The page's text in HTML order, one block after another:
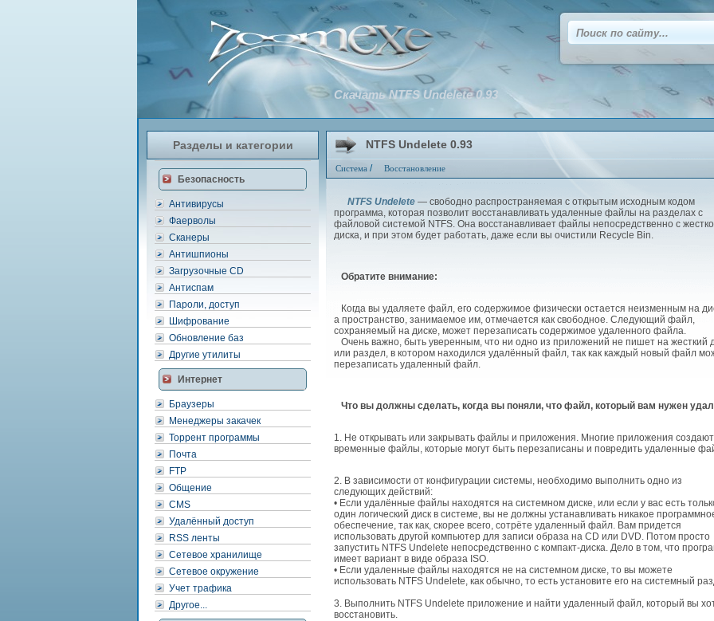
Разделы и категории
Безопасность
Антивирусы
Фаерволы
Сканеры
Антишпионы
Загрузочные CD
Антиспам
Пароли, доступ
Шифрование
Обновление баз
Другие утилиты
Интернет
Браузеры
Менеджеры закачек
Торрент программы
Почта
FTP
Общение
CMS
Удалённый доступ
RSS ленты
Сетевое хранилище
Сетевое окружение
Учет трафика
Другое...
NTFS Undelete 0.93
Система / Восстановление
Скачать NTFS Undelete 0.93
NTFS Undelete — свободно распространяемая с открытым исходным кодом
программа, которая позволит восстанавливать удаленные файлы на разделах с
файловой системой NTFS. Она восстанавливает файлы непосредственно с
диска, и при этом будет работать, даже если вы очистили Recycle Bin.
Обратите внимание:
Когда вы удаляете файл, его содержимое физически остается неизменным на
а пространство, занимаемое им, отмечается как свободное. Следующий файл,
сохраняемый на диске, может перезаписать содержимое удаленного файла.
Очень важно, быть уверенным, что ни одно из приложений не пишет на жесткий
или раздел, в котором находился удалённый файл, так как каждый новый файл
перезаписать удаленный файл.
Что вы должны сделать, когда вы поняли, что файл, который вам нужен
1. Не открывать или закрывать файлы и приложения. Многие приложения создают
временные файлы, которые могут быть перезаписаны и повредить удаленные
2. В зависимости от конфигурации системы, необходимо выполнить одно из
следующих действий:
• Если удалённые файлы находятся на системном диске, или если у вас есть
один логический диск в системе, вы не должны устанавливать никакое
обеспечение, так как, скорее всего, сотрёте удаленный файл. Вам придется
использовать другой компьютер для записи образа на CD или DVD. Потом просто
запустить NTFS Undelete непосредственно с компакт-диска. Дело в том, что
имеет вариант в виде образа ISO.
• Если удаленные файлы находятся не на системном диске, то вы можете
использовать NTFS Undelete, как обычно, то есть установите его на системный
3. Выполнить NTFS Undelete приложение и найти удаленный файл, который вы
восстановить.